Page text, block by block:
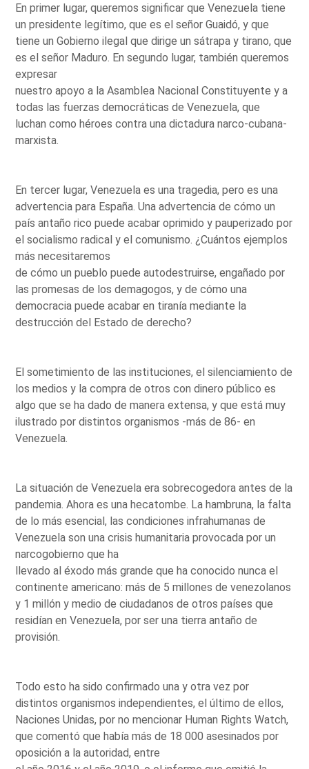
En primer lugar, queremos significar que Venezuela tiene
un presidente legítimo, que es el señor Guaidó, y que
tiene un Gobierno ilegal que dirige un sátrapa y tirano, que
es el señor Maduro. En segundo lugar, también queremos
expresar
nuestro apoyo a la Asamblea Nacional Constituyente y a
todas las fuerzas democráticas de Venezuela, que
luchan como héroes contra una dictadura narco-cubana-
marxista.
En tercer lugar, Venezuela es una tragedia, pero es una
advertencia para España. Una advertencia de cómo un
país antaño rico puede acabar oprimido y pauperizado por
el socialismo radical y el comunismo. ¿Cuántos ejemplos
más necesitaremos
de cómo un pueblo puede autodestruirse, engañado por
las promesas de los demagogos, y de cómo una
democracia puede acabar en tiranía mediante la
destrucción del Estado de derecho?
El sometimiento de las instituciones, el silenciamiento de
los medios y la compra de otros con dinero público es
algo que se ha dado de manera extensa, y que está muy
ilustrado por distintos organismos -más de 86- en
Venezuela.
La situación de Venezuela era sobrecogedora antes de la
pandemia. Ahora es una hecatombe. La hambruna, la falta
de lo más esencial, las condiciones infrahumanas de
Venezuela son una crisis humanitaria provocada por un
narcogobierno que ha
llevado al éxodo más grande que ha conocido nunca el
continente americano: más de 5 millones de venezolanos
y 1 millón y medio de ciudadanos de otros países que
residían en Venezuela, por ser una tierra antaño de
provisión.
Todo esto ha sido confirmado una y otra vez por
distintos organismos independientes, el último de ellos,
Naciones Unidas, por no mencionar Human Rights Watch,
que comentó que había más de 18 000 asesinados por
oposición a la autoridad, entre